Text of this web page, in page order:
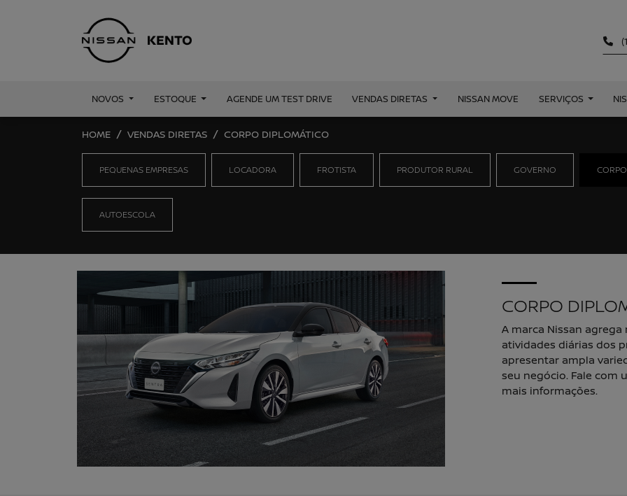
NOVOS ESTOQUE AGENDE UM TEST DRIVE VENDAS DIRETAS NISSAN MOVE SERVIÇOS
HOME VENDAS DIRETAS CORPO DIPLOMÁTICO
PEQUENAS EMPRESAS LOCADORA FROTISTA PRODUTOR RURAL GOVERNO
AUTOESCOLA
CORPO
A marca Nissan
atividades diárias dos
apresentar ampla
seu negócio. Fale com
mais informações.